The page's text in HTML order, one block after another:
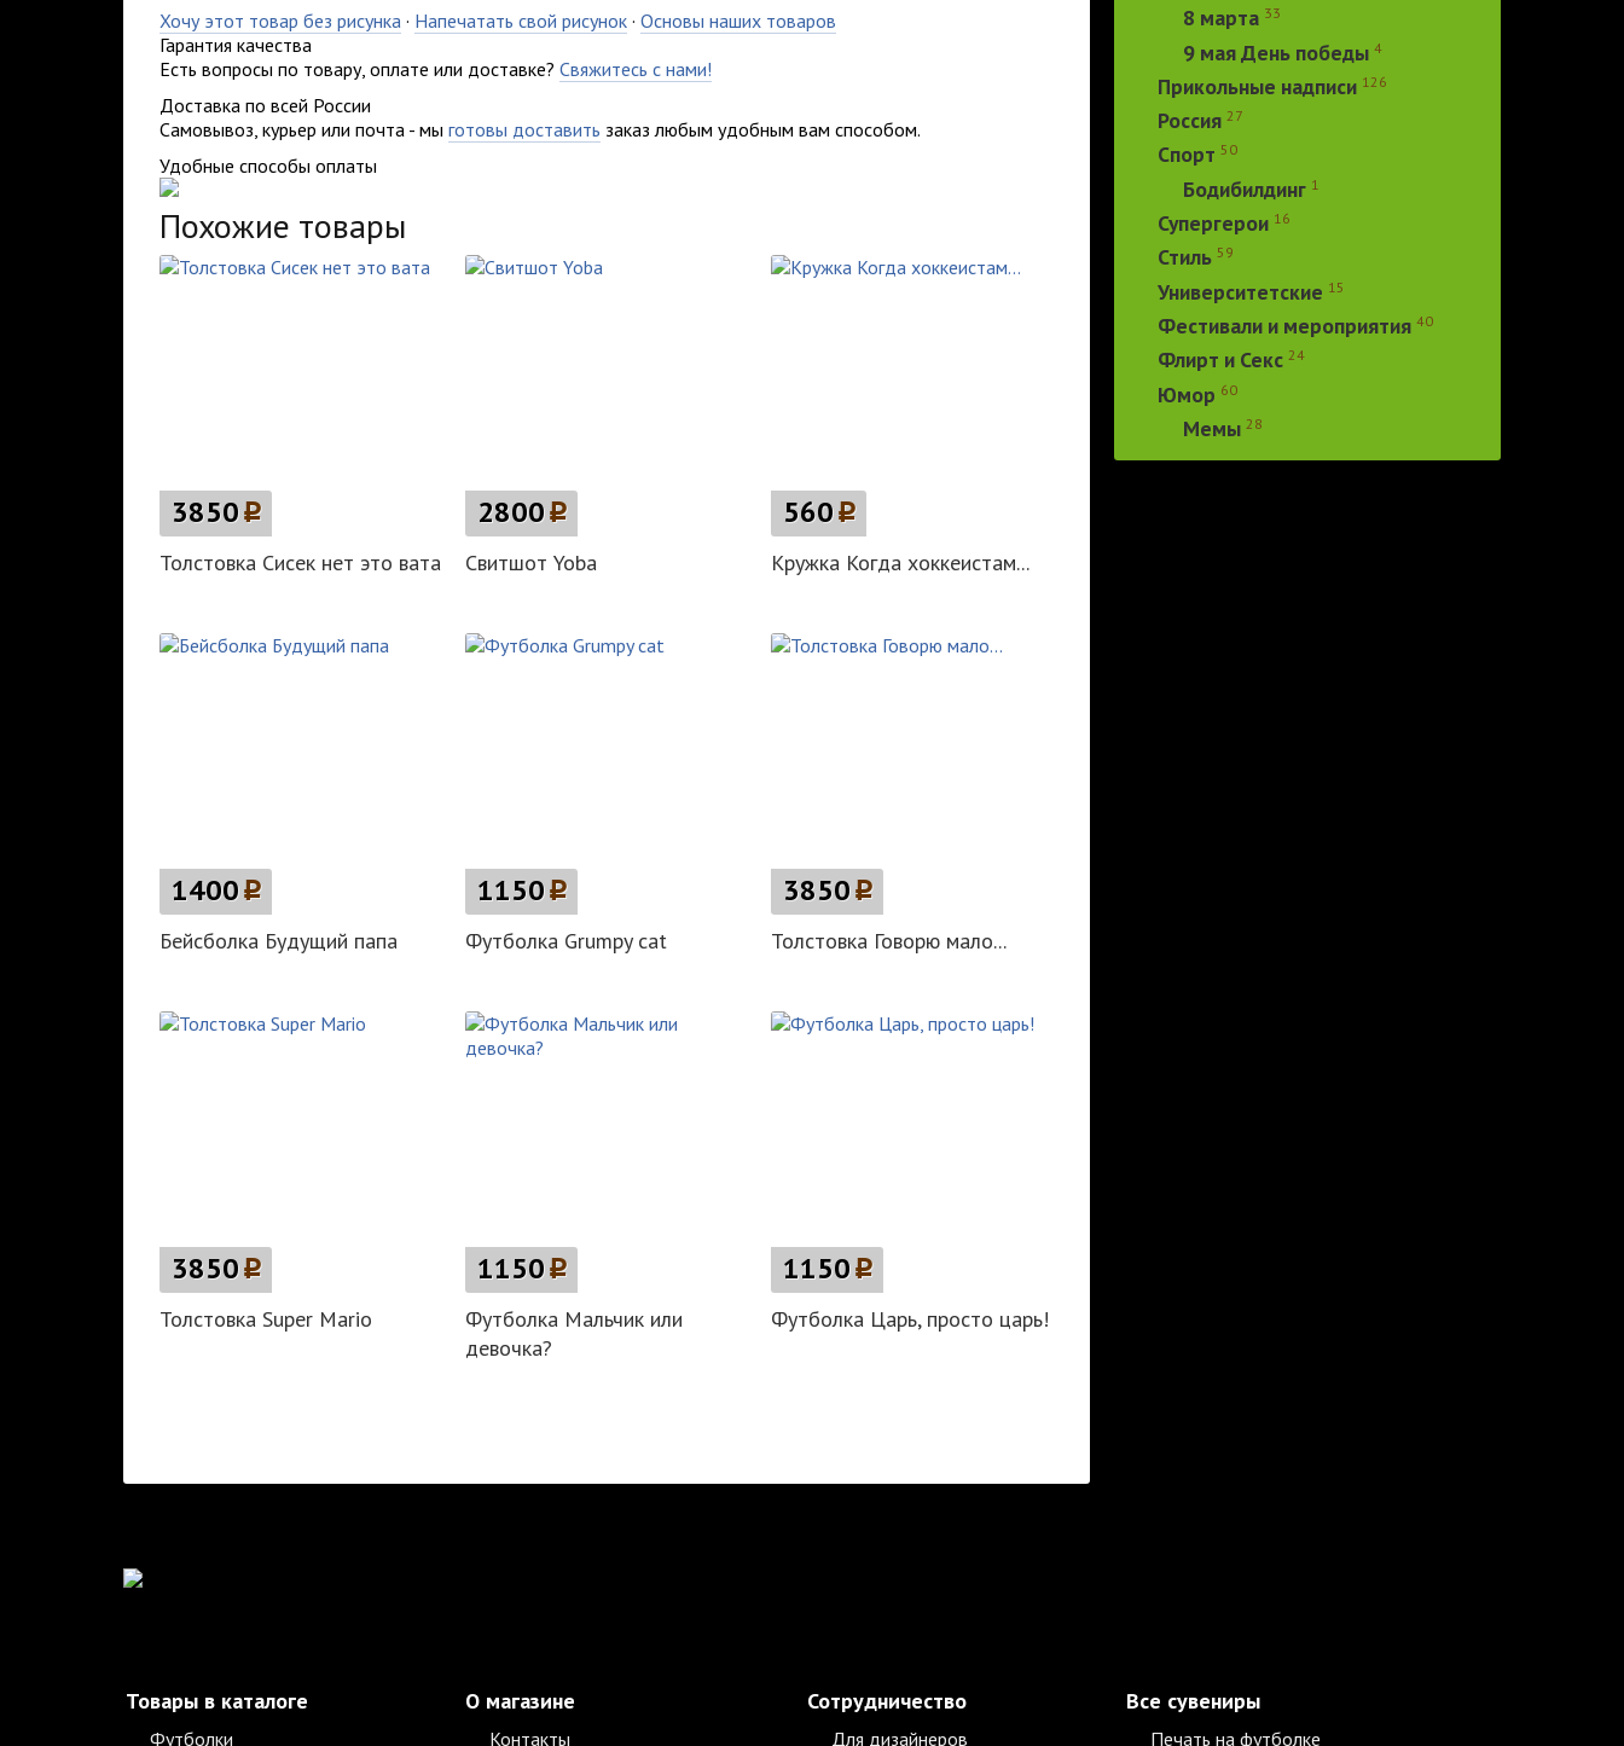
Хочу этот товар без рисунка · Напечатать свой рисунок · Основы наших товаров
Гарантия качества
Есть вопросы по товару, оплате или доставке? Свяжитесь с нами!
Доставка по всей России
Самовывоз, курьер или почта - мы готовы доставить заказ любым удобным вам способом.
Удобные способы оплаты
Похожие товары
3850p
Толстовка Сисек нет это вата
2800p
Свитшот Yoba
560p
Кружка Когда хоккеистам...
1400p
Бейсболка Будущий папа
1150p
Футболка Grumpy сat
3850p
Толстовка Говорю мало...
3850p
Толстовка Super Mario
1150p
Футболка Мальчик или
девочка?
1150p
Футболка Царь, просто царь!
8 марта 33
9 мая День победы 4
Прикольные надписи 126
Россия 27
Спорт 50
Бодибилдинг 1
Супергерои 16
Стиль 59
Университетские 15
Фестивали и мероприятия 40
Флирт и Секс 24
Юмор 60
Мемы 28
Товары в каталоге
Футболки
О магазине
Контакты
Сотрудничество
Для дизайнеров
Все сувениры
Печать на футболке